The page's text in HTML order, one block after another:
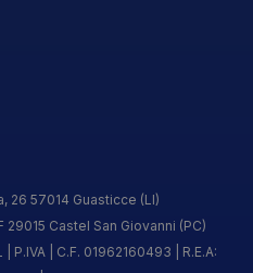
26 57014 Guasticce (LI)
Castel San Giovanni (PC)
P.IVA | C.F. 01962160493 | R.E.A: